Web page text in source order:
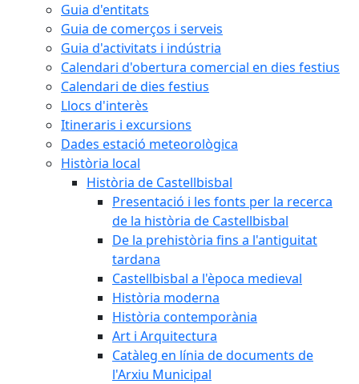
Guia d'entitats
Guia de comerços i serveis
Guia d'activitats i indústria
Calendari d'obertura comercial en dies festius
Calendari de dies festius
Llocs d'interès
Itineraris i excursions
Dades estació meteorològica
Història local
Història de Castellbisbal
Presentació i les fonts per la recerca
de la història de Castellbisbal
De la prehistòria fins a l'antiguitat
tardana
Castellbisbal a l'època medieval
Història moderna
Història contemporània
Art i Arquitectura
Catàleg en línia de documents de
l'Arxiu Municipal